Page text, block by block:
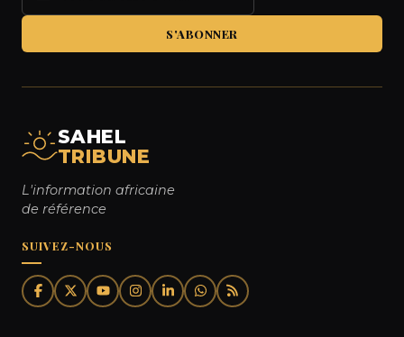
S'ABONNER
SAHEL
TRIBUNE
L'information africaine
de référence
SUIVEZ-NOUS